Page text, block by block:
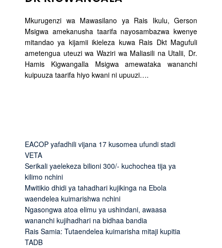
Mkurugenzi wa Mawasilano ya Rais Ikulu, Gerson
Msigwa amekanusha taarifa nayosambazwa kwenye
mitandao ya kijamii ikieleza kuwa Rais Dkt Magufuli
ametengua uteuzi wa Waziri wa Maliasili na Utalii, Dr.
Hamis Kigwangalla Msigwa amewataka wananchi
kuipuuza taarifa hiyo kwani ni upuuzi….
EACOP yafadhili vijana 17 kusomea ufundi stadi
VETA
Serikali yaelekeza bilioni 300/- kuchochea tija ya
kilimo nchini
Mwitikio dhidi ya tahadhari kujikinga na Ebola
waendelea kuimarishwa nchini
Ngasongwa atoa elimu ya ushindani, awaasa
wananchi kujihadhari na bidhaa bandia
Rais Samia: Tutaendelea kuimarisha mitaji kupitia
TADB